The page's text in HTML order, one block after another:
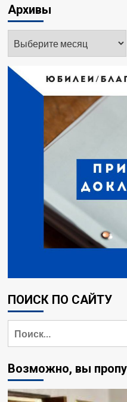
Архивы
ПОИСК ПО САЙТУ
Возможно, вы